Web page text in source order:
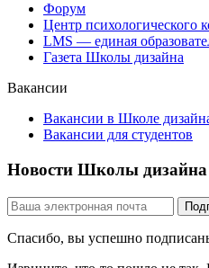
Форум
Центр психологического
LMS — единая
Газета Школы дизайна
Вакансии
Вакансии в Школе
Вакансии для студентов
Новости Школы дизайна
Спасибо, вы успешно